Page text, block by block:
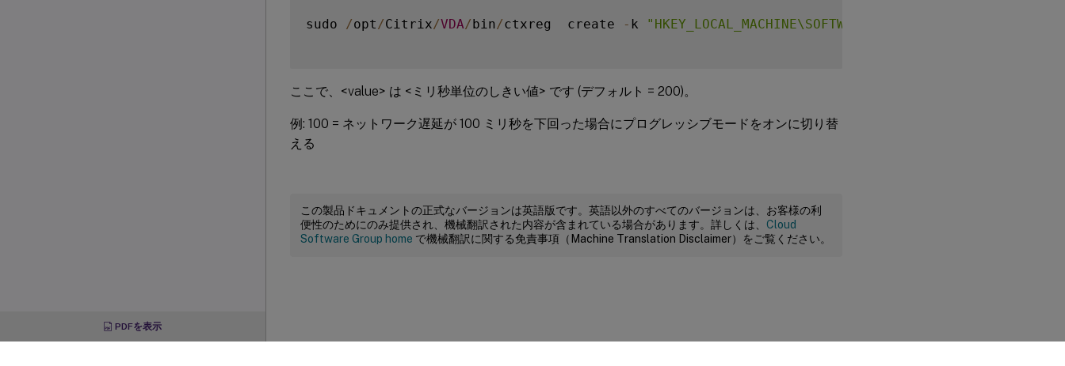
PDFを表示
sudo /opt /Citrix/VDA/bin/ctxreg  create - k
ここで、<value> は <ミリ秒単位のしきい値> です (デフォルト = 200)。
例: 100 = ネットワーク遅延が 100 ミリ秒を下回った場合にプログレッシブモードをオンに切り替
える
この製品ドキュメントの正式なバージョンは英語版です。英語以外のすべてのバージョンは、お客様の利
便性のためにのみ提供され、機械翻訳された内容が含まれている場合があります。詳しくは、 Cloud
Software Group home で機械翻訳に関する免責事項（Machine Translation Disclaimer）をご覧ください。